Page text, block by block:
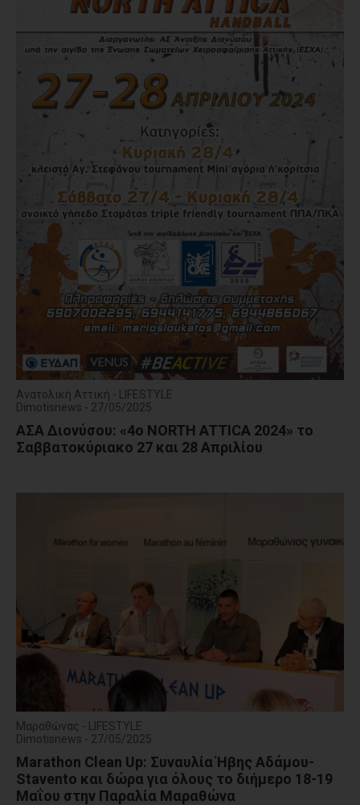
Ανατολική Αττική - LIFESTYLE
Dimotisnews - 27/05/2025
ΑΣΑ Διονύσου: «4o NORTH ATTICA 2024» το
Σαββατοκύριακο 27 και 28 Απριλίου
Μαραθώνας - LIFESTYLE
Dimotisnews - 27/05/2025
Marathon Clean Up: Συναυλία Ήβης Αδάμου-
Stavento και δώρα για όλους το διήμερο 18-19
Μαΐου στην Παραλία Μαραθώνα